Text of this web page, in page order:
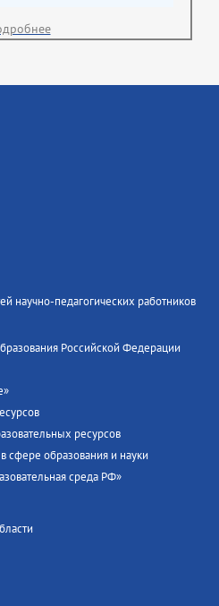
научно-педагогических работников
Российской Федерации
ресурсов
сфере образования и науки
среда РФ»